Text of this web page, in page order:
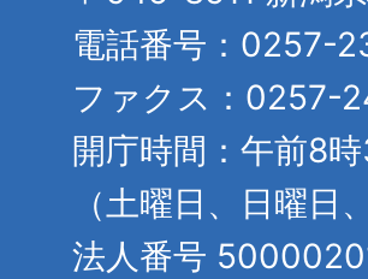
電話番号：0257-
ファクス：0257-
開庁時間：午前8
（土曜日、日曜
法人番号